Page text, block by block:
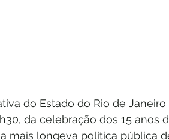
do Estado do Rio de
da celebração dos 15 anos
mais longeva política pública